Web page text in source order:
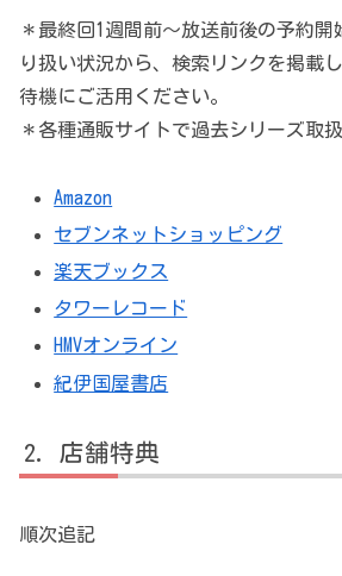
＊最終回1週間前～放送前後の予約開
り扱い状況から、検索リンクを掲載
待機にご活用ください。
＊各種通販サイトで過去シリーズ取扱
Amazon
セブンネットショッピング
楽天ブックス
タワーレコード
HMVオンライン
紀伊国屋書店
店舗特典
順次追記